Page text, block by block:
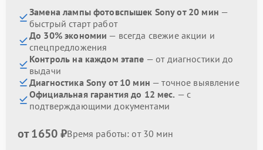
Замена лампы фотовспышек Sony от 20 мин —
быстрый старт работ
До 30% экономии — всегда свежие акции и
спецпредложения
Контроль на каждом этапе — от диагностики до
выдачи
Диагностика Sony от 10 мин — точное выявление
Официальная гарантия до 12 мес. — с
подтверждающими документами
от 1650 ₽Время работы: от 30 мин